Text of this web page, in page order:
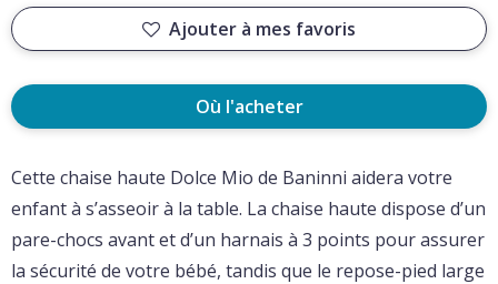
Ajouter à mes favoris
Où l'acheter
Cette chaise haute Dolce Mio de Baninni aidera votre
enfant à s’asseoir à la table. La chaise haute dispose d’un
pare-chocs avant et d’un harnais à 3 points pour assurer
la sécurité de votre bébé, tandis que le repose-pied large